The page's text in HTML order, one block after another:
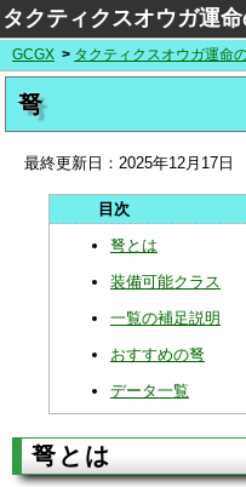
タクティクスオウガ運
GCGX タクティクスオウガ運命
弩
最終更新日： 2025年12月17日
弩とは
装備可能クラス
一覧の補足説明
おすすめの弩
データ一覧
弩とは